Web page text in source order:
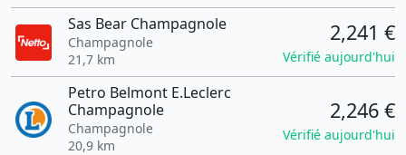
Sas Bear Champagnole
Champagnole
21,7 km
2,241 €
Vérifié aujourd'hui
Petro Belmont E.Leclerc
Champagnole
Champagnole
20,9 km
2,246 €
Vérifié aujourd'hui